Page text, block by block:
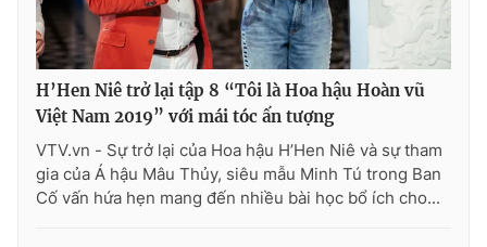
H’Hen Niê trở lại tập 8 “Tôi là Hoa hậu Hoàn vũ
Việt Nam 2019” với mái tóc ấn tượng
VTV.vn - Sự trở lại của Hoa hậu H’Hen Niê và sự tham
gia của Á hậu Mâu Thủy, siêu mẫu Minh Tú trong Ban
Cố vấn hứa hẹn mang đến nhiều bài học bổ ích cho...